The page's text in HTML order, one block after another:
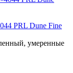
PRL Dune Fine
умеренные